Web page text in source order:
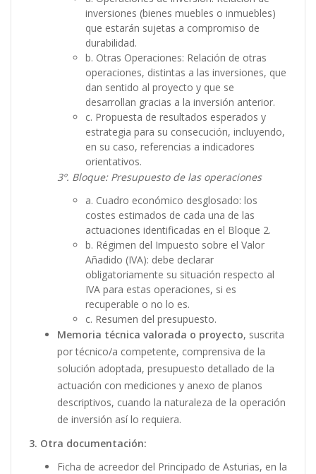
inversiones (bienes muebles o inmuebles)
que estarán sujetas a compromiso de
durabilidad.
b. Otras Operaciones: Relación de otras
operaciones, distintas a las inversiones, que
dan sentido al proyecto y que se
desarrollan gracias a la inversión anterior.
c. Propuesta de resultados esperados y
estrategia para su consecución, incluyendo,
en su caso, referencias a indicadores
orientativos.
3º. Bloque: Presupuesto de las operaciones
a. Cuadro económico desglosado: los
costes estimados de cada una de las
actuaciones identificadas en el Bloque 2.
b. Régimen del Impuesto sobre el Valor
Añadido (IVA): debe declarar
obligatoriamente su situación respecto al
IVA para estas operaciones, si es
recuperable o no lo es.
c. Resumen del presupuesto.
Memoria técnica valorada o proyecto, suscrita
por técnico/a competente, comprensiva de la
solución adoptada, presupuesto detallado de la
actuación con mediciones y anexo de planos
descriptivos, cuando la naturaleza de la operación
de inversión así lo requiera.
3. Otra documentación:
Ficha de acreedor del Principado de Asturias, en la